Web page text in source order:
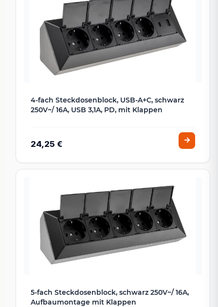
4-fach Steckdosenblock, USB-A+C, schwarz
250V~/ 16A, USB 3,1A, PD, mit Klappen
24,25 €
5-fach Steckdosenblock, schwarz 250V~/ 16A,
Aufbaumontage mit Klappen